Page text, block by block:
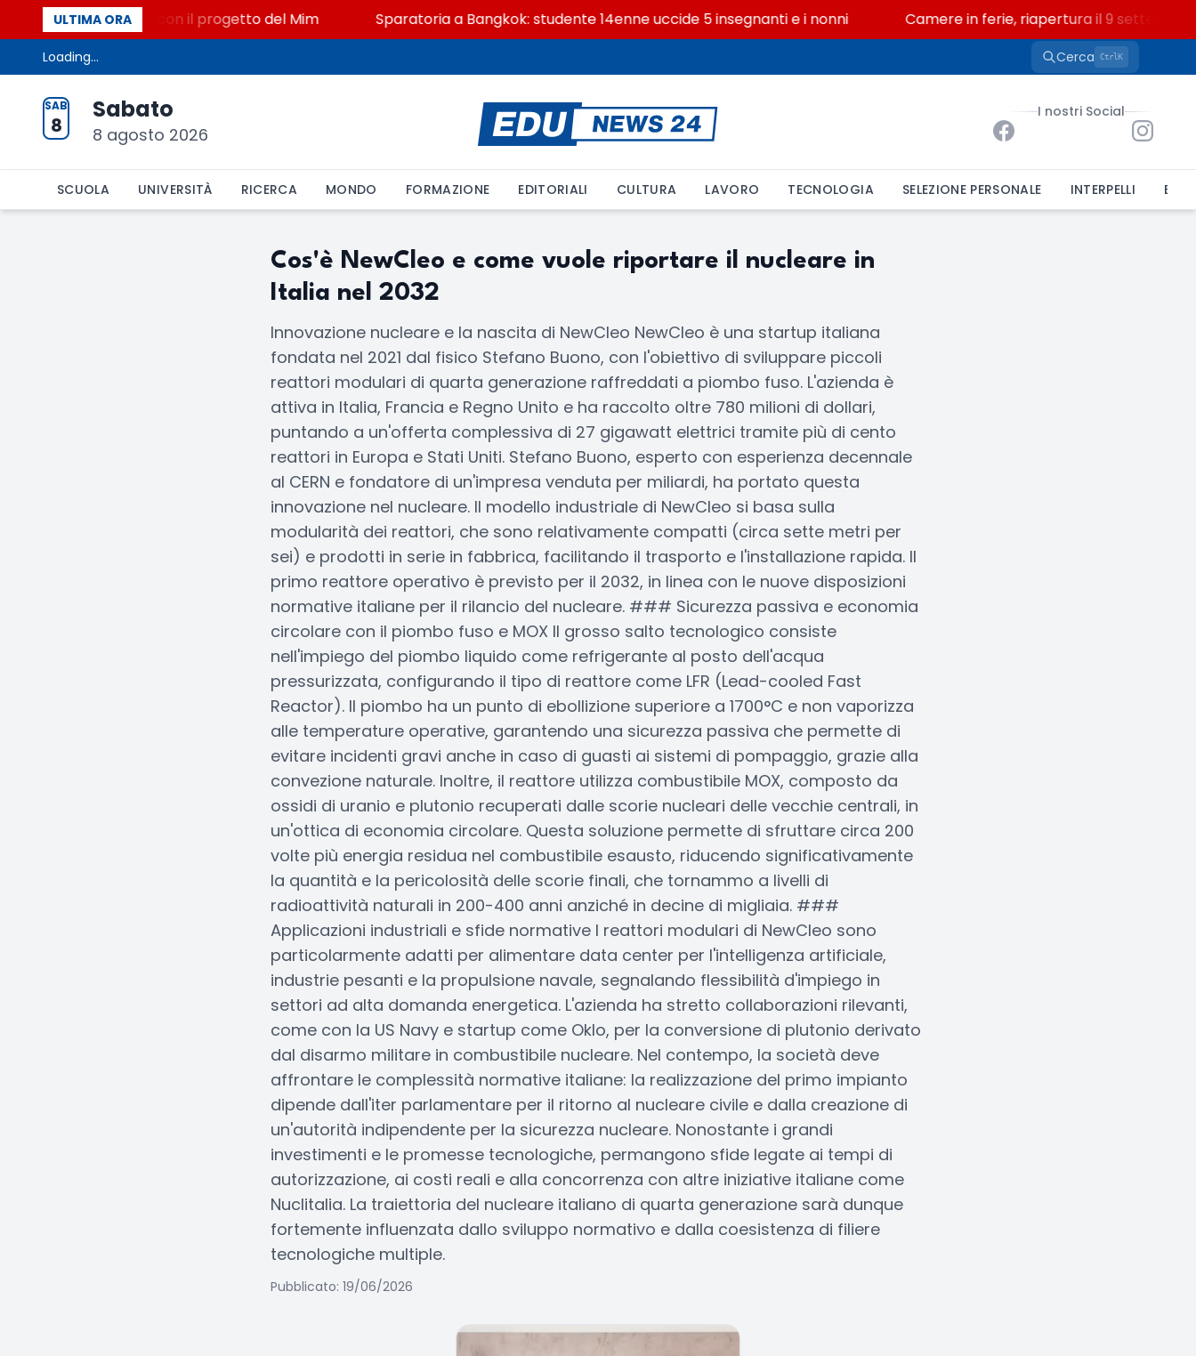
ULTIMA ORA
STEM a Lerici con il progetto del Mim Sparatoria a Bangkok: studente 14enne uccide 5 insegnanti e i nonni Camere in ferie, riapertura il 9 settembre
Loading... Cerca CtrlK
SAB
8
Sabato
8 agosto 2026
I nostri Social
SCUOLA UNIVERSITÀ RICERCA MONDO FORMAZIONE EDITORIALI CULTURA LAVORO TECNOLOGIA SELEZIONE PERSONALE INTERPELLI
Cos'è NewCleo e come vuole riportare il nucleare in
Italia nel 2032
Innovazione nucleare e la nascita di NewCleo NewCleo è una startup italiana
fondata nel 2021 dal fisico Stefano Buono, con l'obiettivo di sviluppare piccoli
reattori modulari di quarta generazione raffreddati a piombo fuso. L'azienda è
attiva in Italia, Francia e Regno Unito e ha raccolto oltre 780 milioni di dollari,
puntando a un'offerta complessiva di 27 gigawatt elettrici tramite più di cento
reattori in Europa e Stati Uniti. Stefano Buono, esperto con esperienza decennale
al CERN e fondatore di un'impresa venduta per miliardi, ha portato questa
innovazione nel nucleare. Il modello industriale di NewCleo si basa sulla
modularità dei reattori, che sono relativamente compatti (circa sette metri per
sei) e prodotti in serie in fabbrica, facilitando il trasporto e l'installazione rapida. Il
primo reattore operativo è previsto per il 2032, in linea con le nuove disposizioni
normative italiane per il rilancio del nucleare. ### Sicurezza passiva e economia
circolare con il piombo fuso e MOX Il grosso salto tecnologico consiste
nell'impiego del piombo liquido come refrigerante al posto dell'acqua
pressurizzata, configurando il tipo di reattore come LFR (Lead-cooled Fast
Reactor). Il piombo ha un punto di ebollizione superiore a 1700°C e non vaporizza
alle temperature operative, garantendo una sicurezza passiva che permette di
evitare incidenti gravi anche in caso di guasti ai sistemi di pompaggio, grazie alla
convezione naturale. Inoltre, il reattore utilizza combustibile MOX, composto da
ossidi di uranio e plutonio recuperati dalle scorie nucleari delle vecchie centrali, in
un'ottica di economia circolare. Questa soluzione permette di sfruttare circa 200
volte più energia residua nel combustibile esausto, riducendo significativamente
la quantità e la pericolosità delle scorie finali, che tornammo a livelli di
radioattività naturali in 200-400 anni anziché in decine di migliaia. ###
Applicazioni industriali e sfide normative I reattori modulari di NewCleo sono
particolarmente adatti per alimentare data center per l'intelligenza artificiale,
industrie pesanti e la propulsione navale, segnalando flessibilità d'impiego in
settori ad alta domanda energetica. L'azienda ha stretto collaborazioni rilevanti,
come con la US Navy e startup come Oklo, per la conversione di plutonio derivato
dal disarmo militare in combustibile nucleare. Nel contempo, la società deve
affrontare le complessità normative italiane: la realizzazione del primo impianto
dipende dall'iter parlamentare per il ritorno al nucleare civile e dalla creazione di
un'autorità indipendente per la sicurezza nucleare. Nonostante i grandi
investimenti e le promesse tecnologiche, permangono sfide legate ai tempi di
autorizzazione, ai costi reali e alla concorrenza con altre iniziative italiane come
Nuclitalia. La traiettoria del nucleare italiano di quarta generazione sarà dunque
fortemente influenzata dallo sviluppo normativo e dalla coesistenza di filiere
tecnologiche multiple.
Pubblicato: 19/06/2026